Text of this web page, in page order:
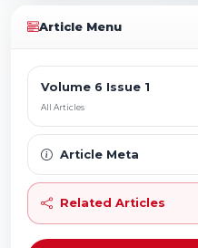
Article Menu
Volume 6 Issue 1
All Articles
Article Meta
Related Articles